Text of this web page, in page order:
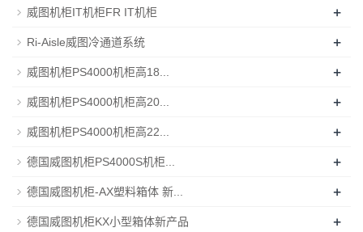
威图机柜IT机柜FR IT机柜 +
Ri-Aisle威图冷通道系统 +
威图机柜PS4000机柜高18... +
威图机柜PS4000机柜高20... +
威图机柜PS4000机柜高22... +
德国威图机柜PS4000S机柜... +
德国威图机柜-AX塑料箱体 新... +
德国威图机柜KX小型箱体新产品 +